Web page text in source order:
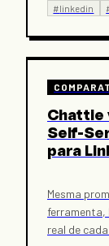
#linkedin
Chattie
Self-
para
Mesma
ferramenta,
real de cada